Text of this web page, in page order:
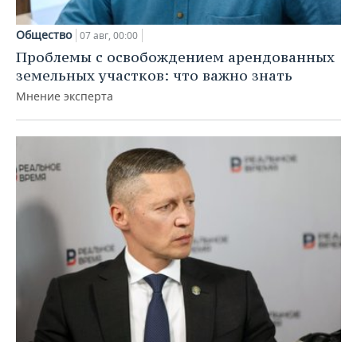
Общество 07 авг, 00:00
Проблемы с освобождением арендованных
земельных участков: что важно знать
Мнение эксперта